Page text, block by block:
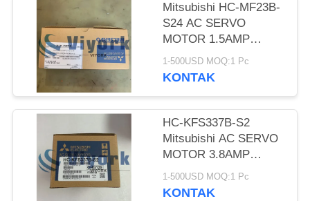
Mitsubishi HC-MF23B-
S24 AC SERVO
MOTOR 1.5AMP
120VAC 3000RPM
200W 3AC
1-500USD MOQ:1 Pc
KONTAK
HC-KFS337B-S2
Mitsubishi AC SERVO
MOTOR 3.8AMP
59VAC 3000RPM
300W 3AC
1-500USD MOQ:1 Pc
KONTAK